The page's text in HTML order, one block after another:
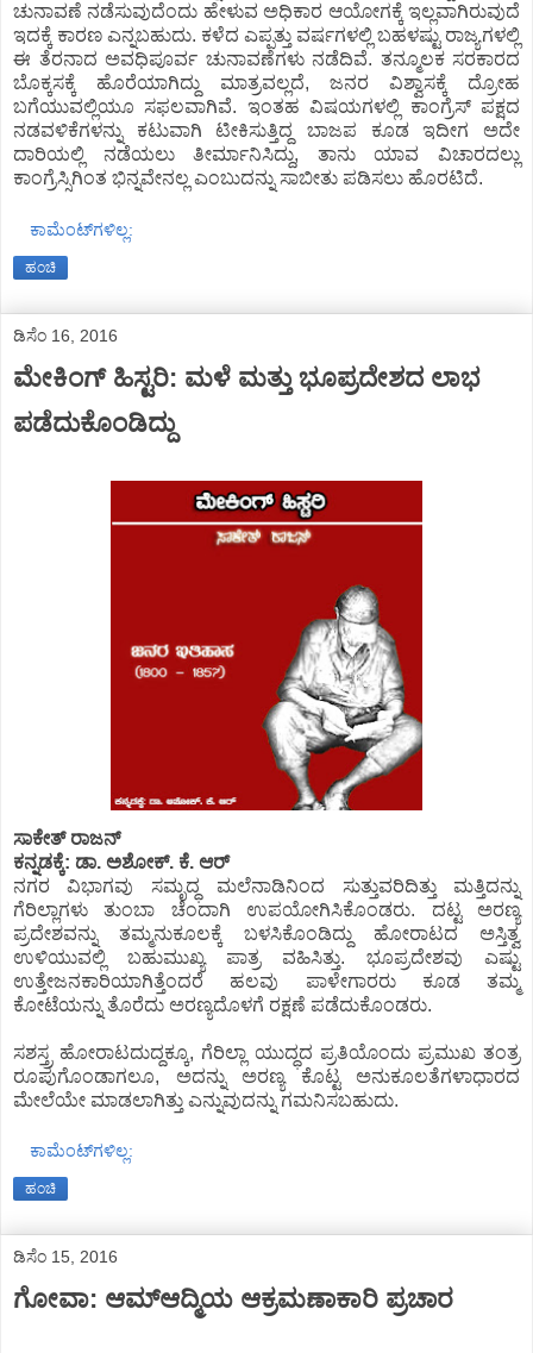
ಚುನಾವಣೆ ನಡೆಸುವುದೆಂದು ಹೇಳುವ ಅಧಿಕಾರ ಆಯೋಗಕ್ಕೆ ಇಲ್ಲವಾಗಿರುವುದೆ
ಇದಕ್ಕೆ ಕಾರಣ ಎನ್ನಬಹುದು. ಕಳೆದ ಎಪ್ಪತ್ತು ವರ್ಷಗಳಲ್ಲಿ ಬಹಳಷ್ಟು ರಾಜ್ಯಗಳಲ್ಲಿ
ಈ ತೆರನಾದ ಅವಧಿಪೂರ್ವ ಚುನಾವಣೆಗಳು ನಡೆದಿವೆ. ತನ್ಮೂಲಕ ಸರಕಾರದ
ಬೊಕ್ಕಸಕ್ಕೆ ಹೊರೆಯಾಗಿದ್ದು ಮಾತ್ರವಲ್ಲದೆ, ಜನರ ವಿಶ್ವಾಸಕ್ಕೆ ದ್ರೋಹ
ಬಗೆಯುವಲ್ಲಿಯೂ ಸಫಲವಾಗಿವೆ. ಇಂತಹ ವಿಷಯಗಳಲ್ಲಿ ಕಾಂಗ್ರೆಸ್ ಪಕ್ಷದ
ನಡವಳಿಕೆಗಳನ್ನು ಕಟುವಾಗಿ ಟೀಕಿಸುತ್ತಿದ್ದ ಬಾಜಪ ಕೂಡ ಇದೀಗ ಅದೇ
ದಾರಿಯಲ್ಲಿ ನಡೆಯಲು ತೀರ್ಮಾನಿಸಿದ್ದು, ತಾನು ಯಾವ ವಿಚಾರದಲ್ಲು
ಕಾಂಗ್ರೆಸ್ಸಿಗಿಂತ ಭಿನ್ನವೇನಲ್ಲ ಎಂಬುದನ್ನು ಸಾಬೀತು ಪಡಿಸಲು ಹೊರಟಿದೆ.
ಕಾಮೆಂಟ್‌ಗಳಿಲ್ಲ:
ಹಂಚಿ
ಡಿಸೆಂ 16, 2016
ಮೇಕಿಂಗ್ ಹಿಸ್ಟರಿ: ಮಳೆ ಮತ್ತು ಭೂಪ್ರದೇಶದ ಲಾಭ
ಪಡೆದುಕೊಂಡಿದ್ದು
ಸಾಕೇತ್ ರಾಜನ್
ಕನ್ನಡಕ್ಕೆ: ಡಾ. ಅಶೋಕ್. ಕೆ. ಆರ್
ನಗರ ವಿಭಾಗವು ಸಮೃದ್ಧ ಮಲೆನಾಡಿನಿಂದ ಸುತ್ತುವರಿದಿತ್ತು ಮತ್ತಿದನ್ನು
ಗೆರಿಲ್ಲಾಗಳು ತುಂಬಾ ಚೆಂದಾಗಿ ಉಪಯೋಗಿಸಿಕೊಂಡರು. ದಟ್ಟ ಅರಣ್ಯ
ಪ್ರದೇಶವನ್ನು ತಮ್ಮನುಕೂಲಕ್ಕೆ ಬಳಸಿಕೊಂಡಿದ್ದು ಹೋರಾಟದ ಅಸ್ತಿತ್ವ
ಉಳಿಯುವಲ್ಲಿ ಬಹುಮುಖ್ಯ ಪಾತ್ರ ವಹಿಸಿತ್ತು. ಭೂಪ್ರದೇಶವು ಎಷ್ಟು
ಉತ್ತೇಜನಕಾರಿಯಾಗಿತ್ತೆಂದರೆ ಹಲವು ಪಾಳೇಗಾರರು ಕೂಡ ತಮ್ಮ
ಕೋಟೆಯನ್ನು ತೊರೆದು ಅರಣ್ಯದೊಳಗೆ ರಕ್ಷಣೆ ಪಡೆದುಕೊಂಡರು.
ಸಶಸ್ತ್ರ ಹೋರಾಟದುದ್ದಕ್ಕೂ, ಗೆರಿಲ್ಲಾ ಯುದ್ಧದ ಪ್ರತಿಯೊಂದು ಪ್ರಮುಖ ತಂತ್ರ
ರೂಪುಗೊಂಡಾಗಲೂ, ಅದನ್ನು ಅರಣ್ಯ ಕೊಟ್ಟ ಅನುಕೂಲತೆಗಳಾಧಾರದ
ಮೇಲೆಯೇ ಮಾಡಲಾಗಿತ್ತು ಎನ್ನುವುದನ್ನು ಗಮನಿಸಬಹುದು.
ಕಾಮೆಂಟ್‌ಗಳಿಲ್ಲ:
ಹಂಚಿ
ಡಿಸೆಂ 15, 2016
ಗೋವಾ: ಆಮ್ಆದ್ಮಿಯ ಆಕ್ರಮಣಾಕಾರಿ ಪ್ರಚಾರ